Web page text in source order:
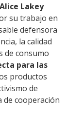
Alice Lakey
su trabajo en
defensora
la calidad
de consumo
para las
productos
de
cooperación